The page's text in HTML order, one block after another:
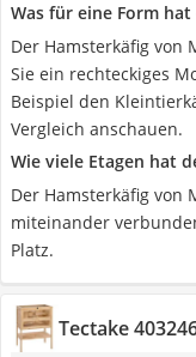
Was für eine Form
Der Hamsterkäfig von
Sie ein rechteckiges
Beispiel den
Vergleich anschauen.
Wie viele Etagen hat
Der Hamsterkäfig von
miteinander
Platz.
Tectake